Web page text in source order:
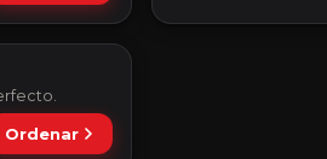
Ordenar